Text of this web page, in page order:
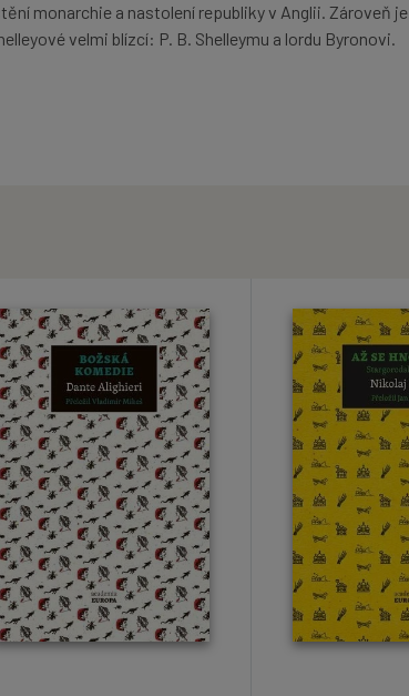
monarchie a nastolení republiky v Anglii. Zároveň je
velmi blízcí: P. B. Shelleymu a lordu Byronovi.